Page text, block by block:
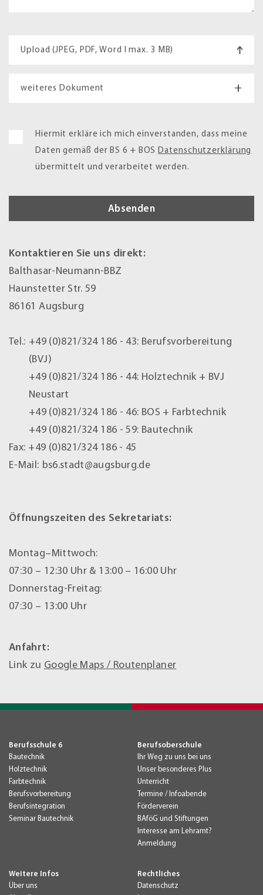
Upload (JPEG, PDF, Word I max. 3 MB)
weiteres Dokument +
Hiermit erkläre ich mich einverstanden, dass meine
Daten gemäß der BS 6 + BOS Datenschutzerklärung
übermittelt und verarbeitet werden.
Kontaktieren Sie uns direkt:
Balthasar-Neumann-BBZ
Haunstetter Str. 59
86161 Augsburg
Tel.: +49 (0)821/324 186 - 43: Berufsvorbereitung
(BVJ)
+49 (0)821/324 186 - 44: Holztechnik + BVJ
Neustart
+49 (0)821/324 186 - 46: BOS + Farbtechnik
+49 (0)821/324 186 - 59: Bautechnik
Fax: +49 (0)821/324 186 - 45
E-Mail: bs6.stadt@augsburg.de
Öffnungszeiten des Sekretariats:
Montag–Mittwoch:
07:30 – 12:30 Uhr & 13:00 – 16:00 Uhr
Donnerstag-Freitag:
07:30 – 13:00 Uhr
Anfahrt:
Link zu Google Maps / Routenplaner
Berufsschule 6
Bautechnik
Holztechnik
Farbtechnik
Berufsvorbereitung
Berufsintegration
Seminar Bautechnik
Berufsoberschule
Ihr Weg zu uns bei uns
Unser besonderes Plus
Unterricht
Termine / Infoabende
Förderverein
BAföG und Stiftungen
Interesse am Lehramt?
Anmeldung
Weitere Infos
Über uns
Rechtliches
Datenschutz